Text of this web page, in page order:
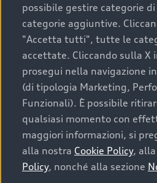
convenienza, affidabilità e
acquisto sicuro, è essenziale
determinanti come la garanzia
marchio. Audi offre l’auto
Prima Scelta :plus
Cosa sapere
acquistare la tua
auto
possibile gestire categorie
categorie aggiuntive.
"Accetta tutti", tutte le
accettate. Cliccando sulla X
prosegui nella navigazione
(di tipologia Marketing,
Funzionali). È possibile
qualsiasi momento con
maggiori informazioni, si
alla nostra Cookie Policy,
Policy, nonché alla sezione